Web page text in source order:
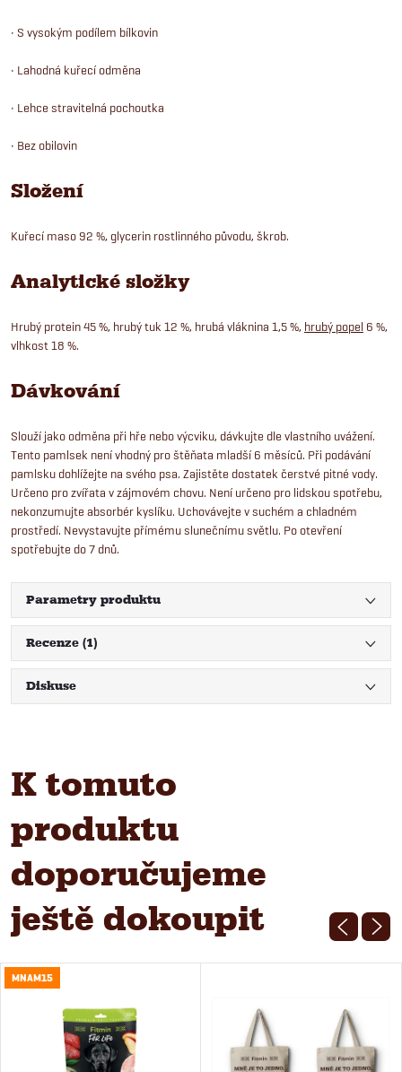
• S vysokým podílem bílkovin
• Lahodná kuřecí odměna
• Lehce stravitelná pochoutka
• Bez obilovin
Složení
Kuřecí maso 92 %, glycerin rostlinného původu, škrob.
Analytické složky
Hrubý protein 45 %, hrubý tuk 12 %, hrubá vláknina 1,5 %, hrubý popel 6 %,
vlhkost 18 %.
Dávkování
Slouží jako odměna při hře nebo výcviku, dávkujte dle vlastního uvážení.
Tento pamlsek není vhodný pro štěňata mladší 6 měsíců. Při podávání
pamlsku dohlížejte na svého psa. Zajistěte dostatek čerstvé pitné vody.
Určeno pro zvířata v zájmovém chovu. Není určeno pro lidskou spotřebu,
nekonzumujte absorbér kyslíku. Uchovávejte v suchém a chladném
prostředí. Nevystavujte přímému slunečnímu světlu. Po otevření
spotřebujte do 7 dnů.
Parametry produktu
Recenze (1)
Diskuse
K tomuto
produktu
doporučujeme
ještě dokoupit
MNAM15